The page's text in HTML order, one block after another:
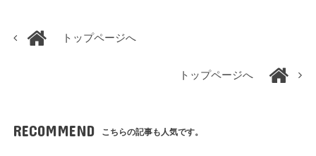
トップページへ
トップページへ
RECOMMEND こちらの記事も人気です。